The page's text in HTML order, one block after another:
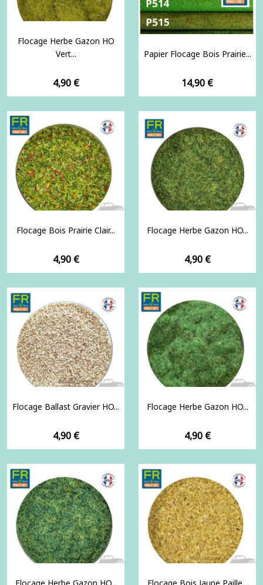
Flocage Herbe Gazon HO
Vert...
Prix
4,90 €
Papier Flocage Bois Prairie...
Prix
14,90 €
Flocage Bois Prairie Clair...
Prix
4,90 €
Flocage Herbe Gazon HO...
Prix
4,90 €
Flocage Ballast Gravier HO...
Prix
4,90 €
Flocage Herbe Gazon HO...
Prix
4,90 €